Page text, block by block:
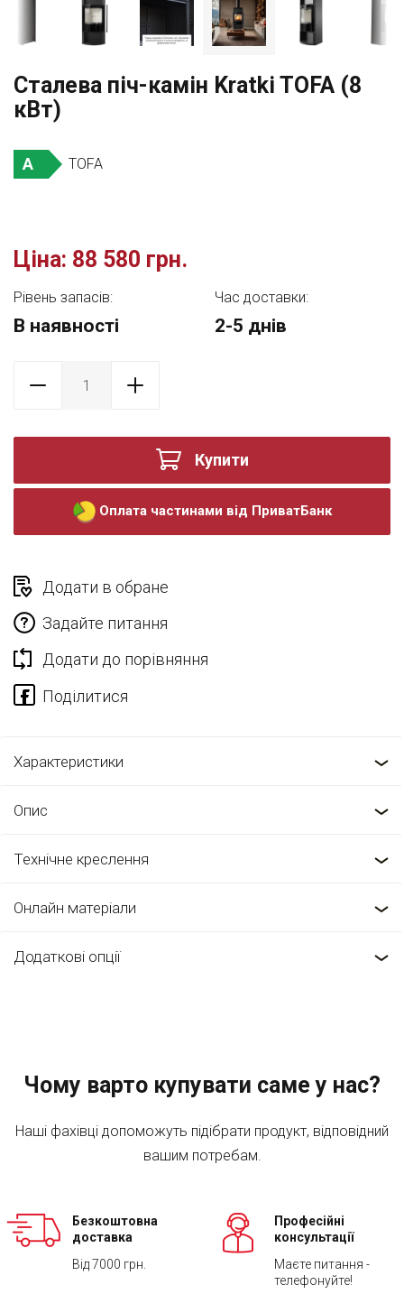
Сталева піч-камін Kratki TOFA (8
кВт)
A TOFA
Ціна: 88 580 грн.
Рівень запасів:
В наявності
Час доставки:
2-5 днів
Купити
Оплата частинами від ПриватБанк
Додати в обране
Задайте питання
Додати до порівняння
Характеристики
Опис
Технічне креслення
Онлайн матеріали
Додаткові опції
Чому варто купувати саме у нас?
Наші фахівці допоможуть підібрати продукт, відповідний
вашим потребам.
Безкоштовна
доставка
Від 7000 грн.
Професійні
консультації
Маєте питання -
телефонуйте!